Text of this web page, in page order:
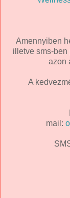
Amennyiben
illetve sms-
azon
A
mail: